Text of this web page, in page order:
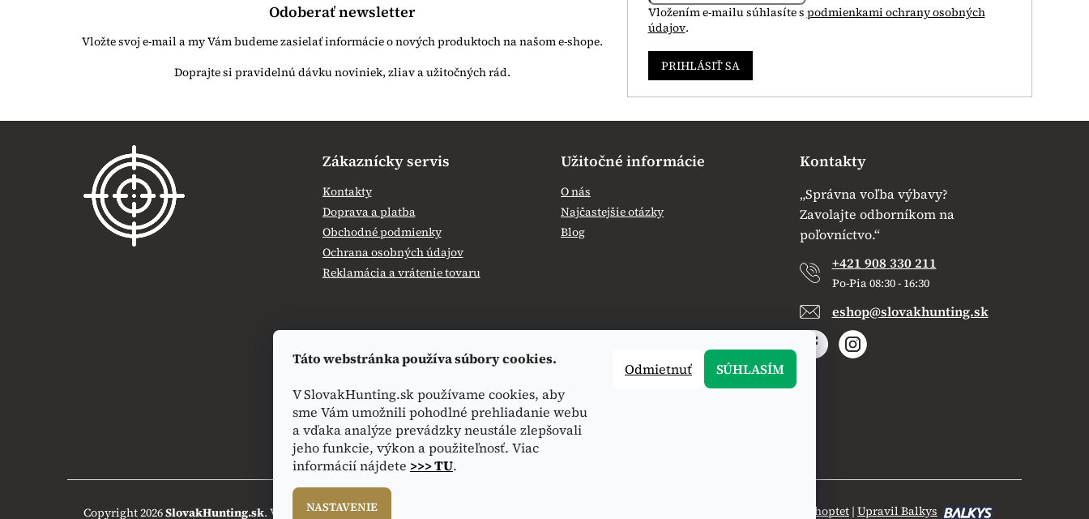
Táto webstránka používa súbory cookies.
V SlovakHunting.sk používame cookies, aby
sme Vám umožnili pohodlné prehliadanie webu
a vďaka analýze prevádzky neustále zlepšovali
jeho funkcie, výkon a použiteľnosť. Viac
informácií nájdete >>> TU.
NASTAVENIE
Odmietnuť SÚHLASÍM
Odoberať newsletter
Vložte svoj e-mail a my Vám budeme zasielať informácie o nových produktoch na našom e-shope.
Vložením e-mailu súhlasíte s podmienkami ochrany osobných
údajov.
PRIHLÁSIŤ SA
Zákaznícky servis
Kontakty
Doprava a platba
Obchodné podmienky
Ochrana osobných údajov
Reklamácia a vrátenie tovaru
Užitočné informácie
O nás
Najčastejšie otázky
Blog
Kontakty
„Správna voľba výbavy?
Zavolajte odborníkom na
poľovníctvo.“
+421 908 330 211
Po-Pia 08:30 - 16:30
eshop@slovakhunting.sk
Vytvoril Shoptet | Upravil Balkys
Copyright 2026SlovakHunting.sk. Všetky práva vyhradené.